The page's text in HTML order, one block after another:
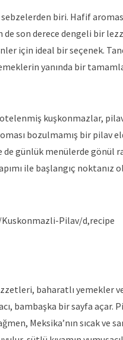
biri. Hafif
son derece dengeli bir
için ideal bir seçenek.
yanında bir
kuşkonmazlar,
bozulmamış bir pilav
günlük menülerde gönül
ile başlangıç noktanız
Pilav/d,recipe
baharatlı yemekler
bambaşka bir sayfa açar.
Meksika’nın sıcak